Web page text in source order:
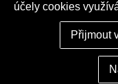
2025 © elites MDS
účely cookies
Přijmout